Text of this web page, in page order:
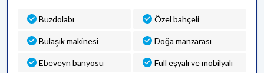
Buzdolabı Özel bahçeli
Bulaşık makinesi Doğa manzarası
Ebeveyn banyosu Full eşyalı ve mobilyalı